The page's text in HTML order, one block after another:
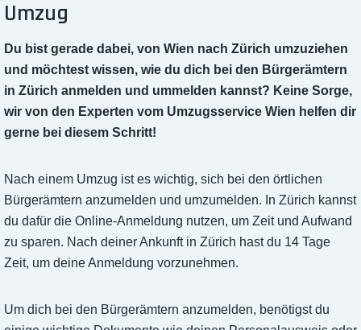
Umzug
Du bist gerade dabei, von Wien nach Zürich umzuziehen
und möchtest wissen, wie du dich bei den Bürgerämtern
in Zürich anmelden und ummelden kannst? Keine Sorge,
wir von den Experten vom Umzugsservice Wien helfen dir
gerne bei diesem Schritt!
Nach einem Umzug ist es wichtig, sich bei den örtlichen
Bürgerämtern anzumelden und umzumelden. In Zürich kannst
du dafür die Online-Anmeldung nutzen, um Zeit und Aufwand
zu sparen. Nach deiner Ankunft in Zürich hast du 14 Tage
Zeit, um deine Anmeldung vorzunehmen.
Um dich bei den Bürgerämtern anzumelden, benötigst du